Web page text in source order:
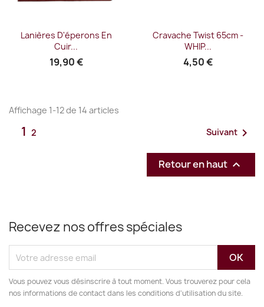
Lanières D'éperons En
Cuir...
19,90 €
Cravache Twist 65cm -
WHIP...
4,50 €
Affichage 1-12 de 14 articles
1 2 Suivant 
Retour en haut 
Recevez nos offres spéciales
Vous pouvez vous désinscrire à tout moment. Vous trouverez pour cela
nos informations de contact dans les conditions d'utilisation du site.